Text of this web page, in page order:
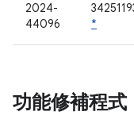
2024-
44096
*
功能修補程式